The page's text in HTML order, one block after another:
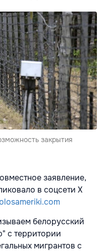
закрытия
заявление,
в соцсети X
белорусский
с территории
мигрантов с